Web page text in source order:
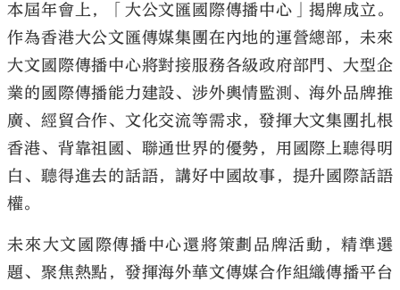
本屆年會上，「大公文匯國際傳播中心」揭牌成立。
作為香港大公文匯傳媒集團在內地的運營總部，未來
大文國際傳播中心將對接服務各級政府部門、大型企
業的國際傳播能力建設、涉外輿情監測、海外品牌推
廣、經貿合作、文化交流等需求，發揮大文集團扎根
香港、背靠祖國、聯通世界的優勢，用國際上聽得明
白、聽得進去的話語，講好中國故事，提升國際話語
權。
未來大文國際傳播中心還將策劃品牌活動，精準選
題、聚焦熱點，發揮海外華文傳媒合作組織傳播平台